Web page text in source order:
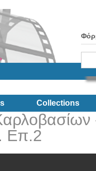
Collections
Επ.2